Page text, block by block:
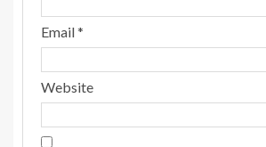
Email*
Website